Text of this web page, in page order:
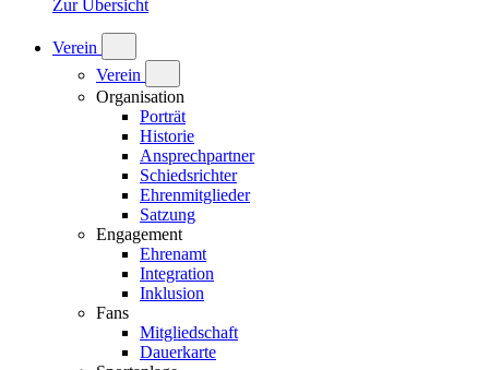
Zur Übersicht
Verein
Verein
Organisation
Porträt
Historie
Ansprechpartner
Schiedsrichter
Ehrenmitglieder
Satzung
Engagement
Ehrenamt
Integration
Inklusion
Fans
Mitgliedschaft
Dauerkarte